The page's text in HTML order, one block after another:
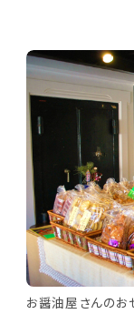
お醤油屋さんのお